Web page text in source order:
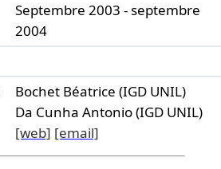
Septembre 2003 - septembre
2004
Bochet Béatrice (IGD UNIL)
Da Cunha Antonio (IGD UNIL)
[web] [email]